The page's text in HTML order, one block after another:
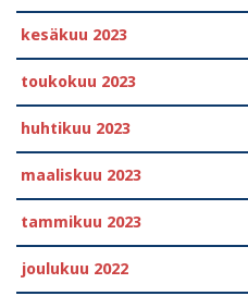
kesäkuu 2023
toukokuu 2023
huhtikuu 2023
maaliskuu 2023
tammikuu 2023
joulukuu 2022